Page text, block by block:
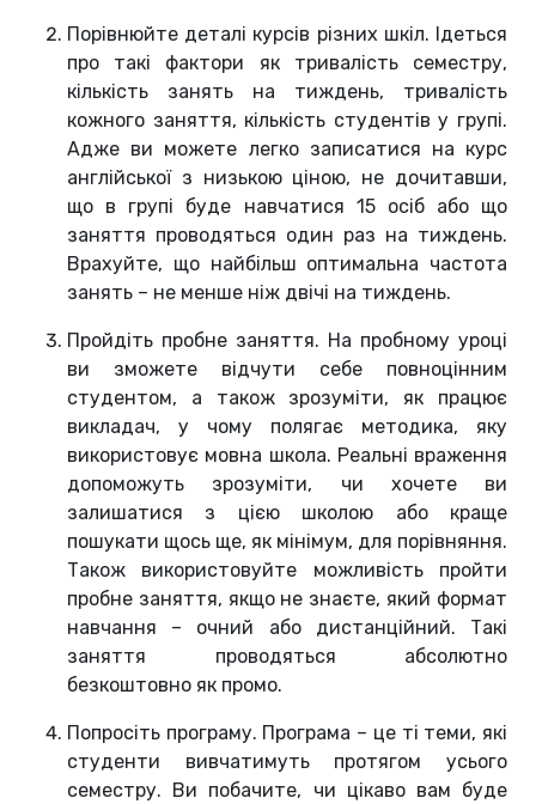
Порівнюйте деталі курсів різних шкіл. Ідеться
про такі фактори як тривалість семестру,
кількість занять на тиждень, тривалість
кожного заняття, кількість студентів у групі.
Адже ви можете легко записатися на курс
англійської з низькою ціною, не дочитавши,
що в групі буде навчатися 15 осіб або що
заняття проводяться один раз на тиждень.
Врахуйте, що найбільш оптимальна частота
занять – не менше ніж двічі на тиждень.
Пройдіть пробне заняття. На пробному уроці
ви зможете відчути себе повноцінним
студентом, а також зрозуміти, як працює
викладач, у чому полягає методика, яку
використовує мовна школа. Реальні враження
допоможуть зрозуміти, чи хочете ви
залишатися з цією школою або краще
пошукати щось ще, як мінімум, для порівняння.
Також використовуйте можливість пройти
пробне заняття, якщо не знаєте, який формат
навчання – очний або дистанційний. Такі
заняття проводяться абсолютно
безкоштовно як промо.
Попросіть програму. Програма – це ті теми, які
студенти вивчатимуть протягом усього
семестру. Ви побачите, чи цікаво вам буде